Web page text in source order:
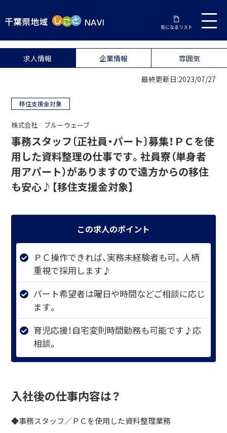
気になるリスト
求人情報 企業情報 雰囲気
最終更新日:2023/07/27
移住支援金対象
株式会社 ブルーウェーブ
事務スタッフ〔正社員・パート〕募集！ＰＣを使
用した資料整理の仕事です。社員寮（単身者
用アパート）がありますので遠方からの移住
も安心♪【移住支援金対象】
この求人のポイント
ＰＣ操作できれば、実務未経験者も可。人柄
重視で採用します♪
パート希望者は曜日や時間などご相談に応じ
ます。
育児応援！自宅変則時間勤務も可能です♪応
相談。
入社後の仕事内容は？
◆事務スタッフ／ＰＣを使用した資料整理業務